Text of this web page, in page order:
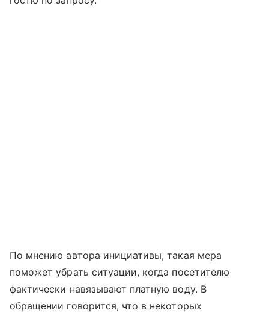
По мнению автора инициативы, такая мера
поможет убрать ситуации, когда посетителю
фактически навязывают платную воду. В
обращении говорится, что в некоторых